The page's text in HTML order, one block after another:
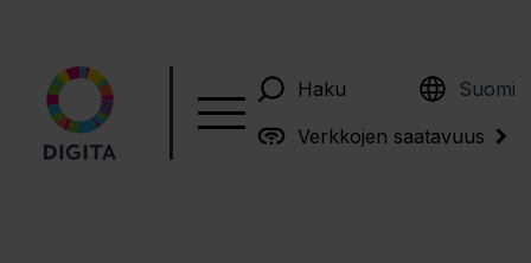
Haku Suomi
English
Verkkojen saatavuus